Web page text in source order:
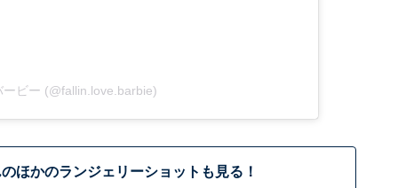
ビー (@fallin.love.barbie)
ほかのランジェリーショットも見る！